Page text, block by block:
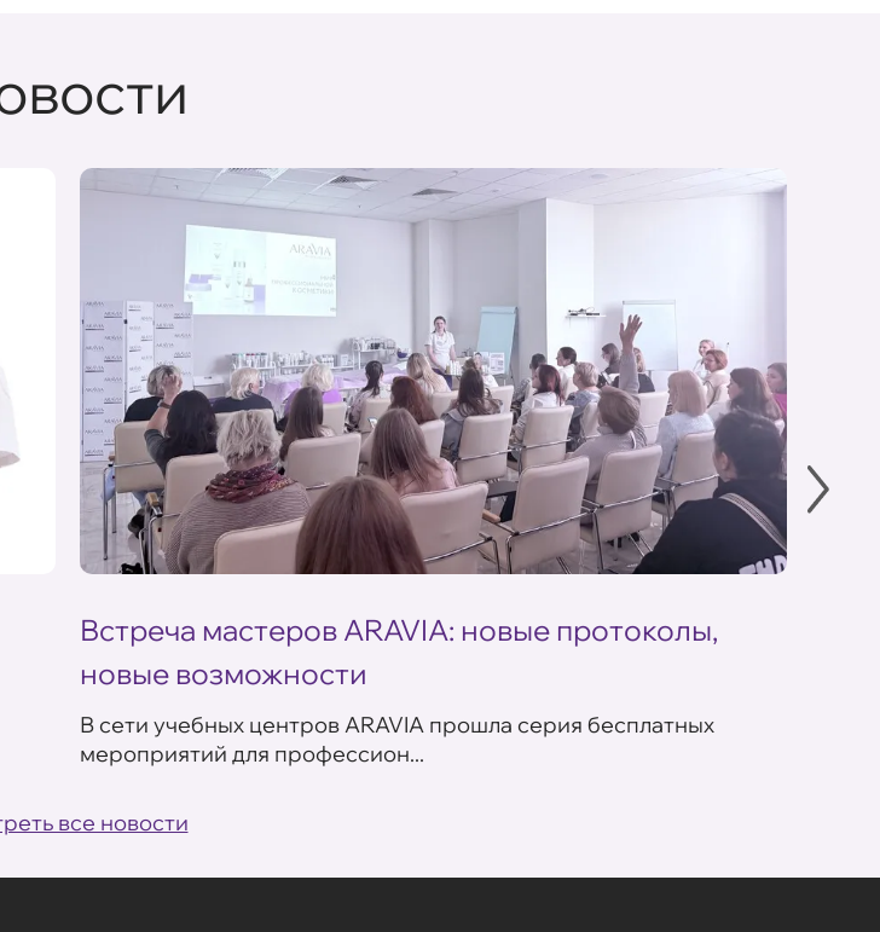
Встреча мастеров ARAVIA: новые протоколы,
новые возможности
В сети учебных центров ARAVIA прошла серия бесплатных
мероприятий для профессион...
все новости